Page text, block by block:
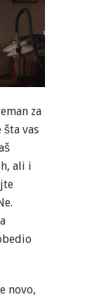
za
šta vas
ali i
novo,